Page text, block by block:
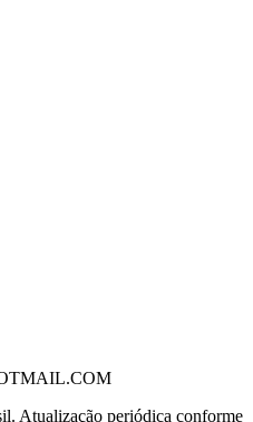
Atualização periódica conforme